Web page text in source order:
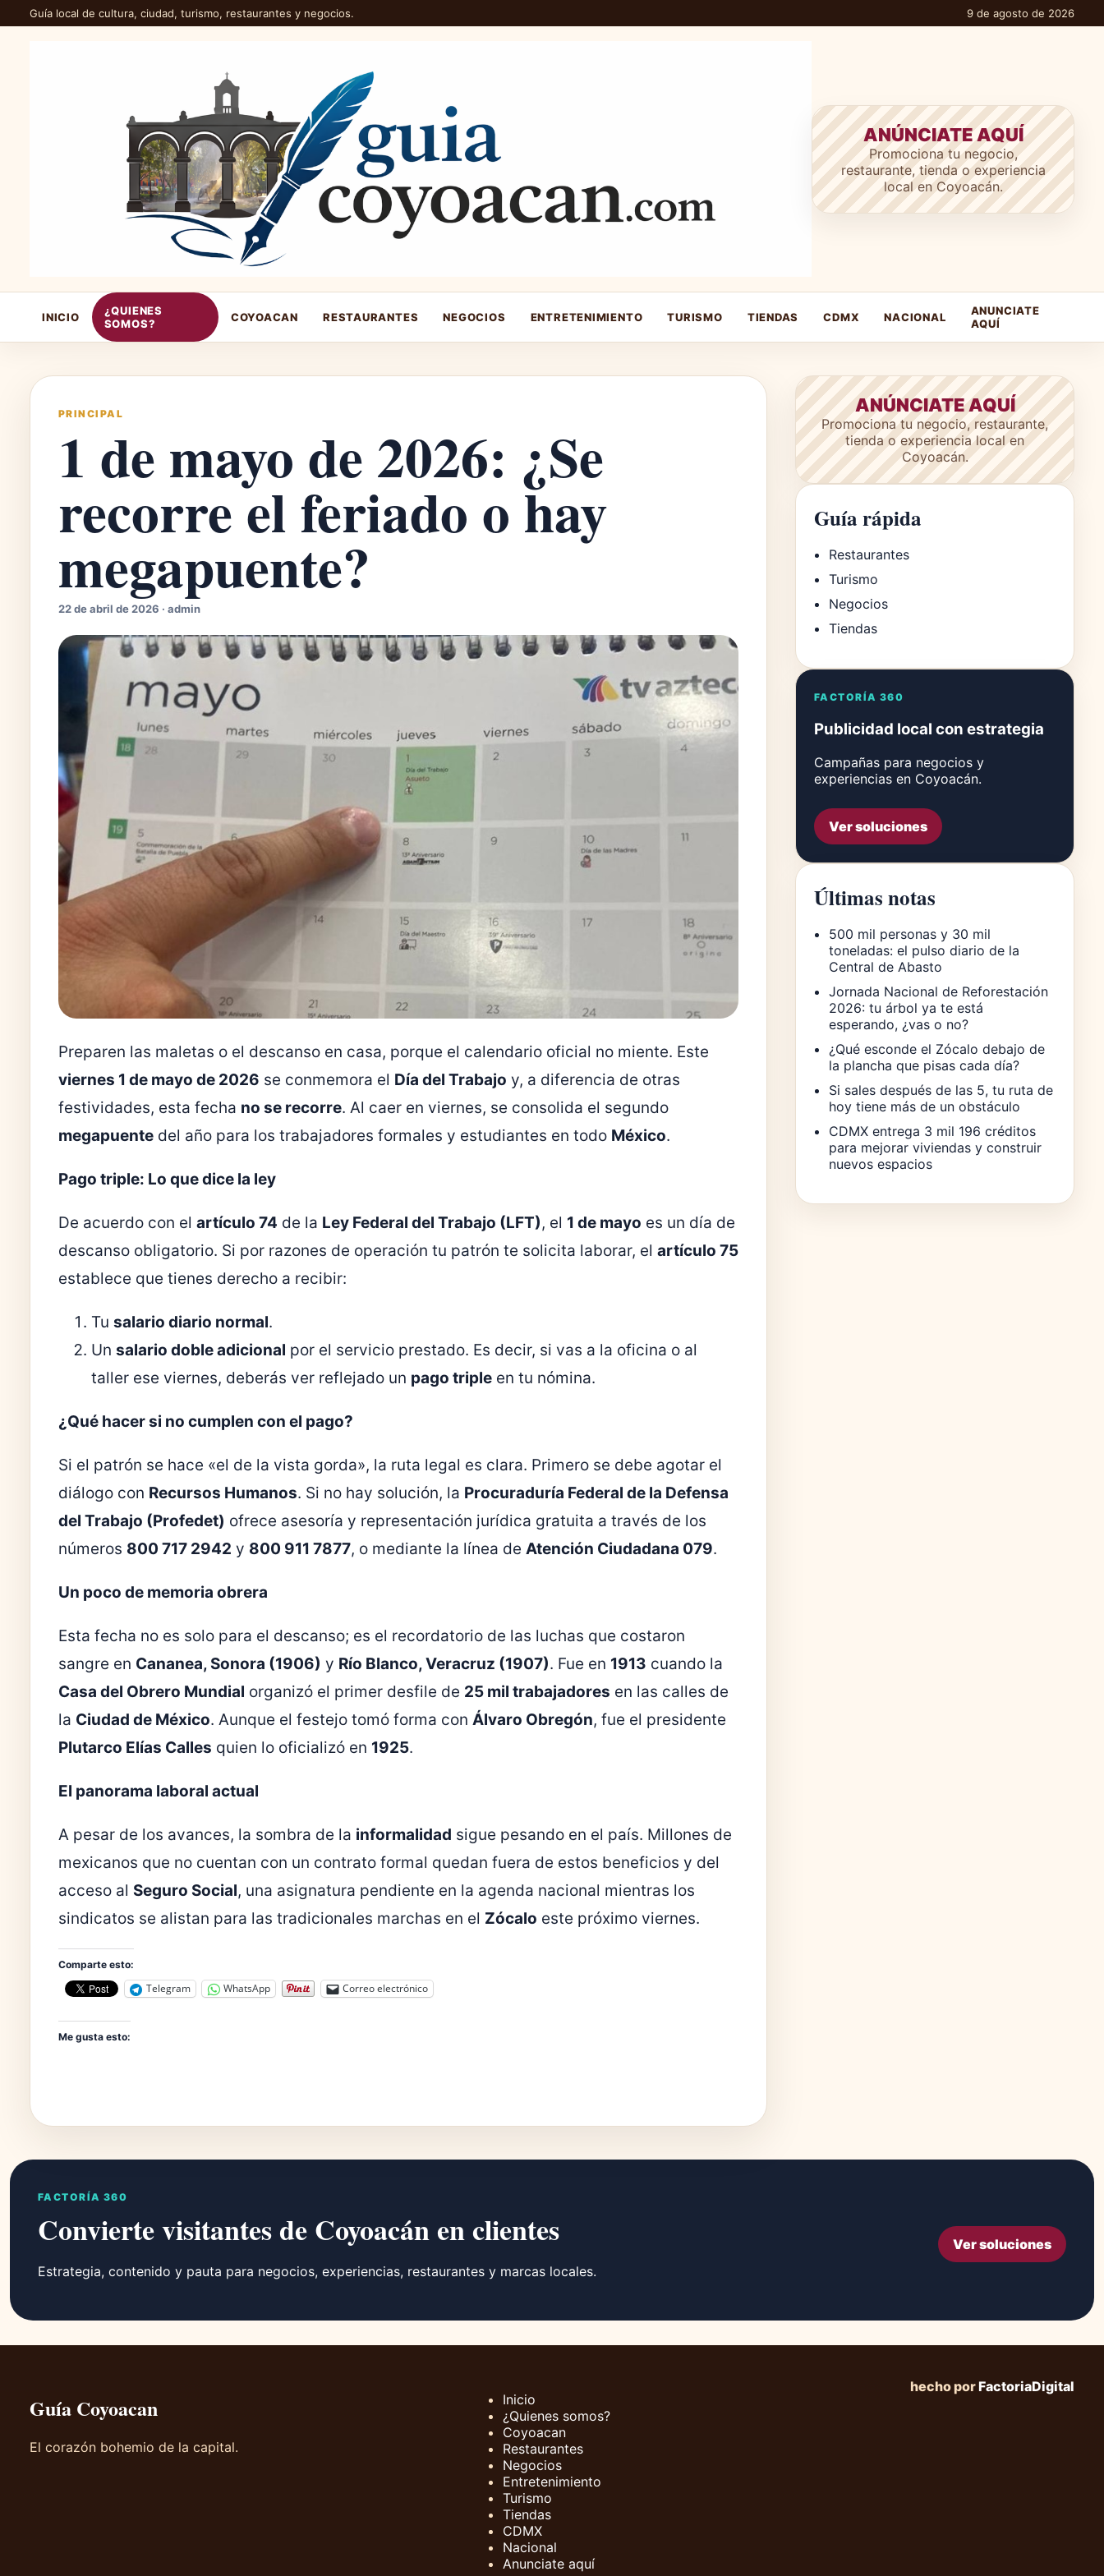
Guía local de cultura, ciudad, turismo, restaurantes y negocios. 9 de agosto de 2026
ANÚNCIATE AQUÍ
Promociona tu negocio,
restaurante, tienda o experiencia
local en Coyoacán.
INICIO
¿QUIENES
SOMOS?
COYOACAN RESTAURANTES NEGOCIOS ENTRETENIMIENTO TURISMO TIENDAS CDMX NACIONAL
ANUNCIATE
AQUÍ
PRINCIPAL
1 de mayo de 2026: ¿Se
recorre el feriado o hay
megapuente?
22 de abril de 2026 · admin
Preparen las maletas o el descanso en casa, porque el calendario oficial no miente. Este
viernes 1 de mayo de 2026 se conmemora el Día del Trabajo y, a diferencia de otras
festividades, esta fecha no se recorre. Al caer en viernes, se consolida el segundo
megapuente del año para los trabajadores formales y estudiantes en todo México.
Pago triple: Lo que dice la ley
De acuerdo con el artículo 74 de la Ley Federal del Trabajo (LFT), el 1 de mayo es un día de
descanso obligatorio. Si por razones de operación tu patrón te solicita laborar, el artículo 75
establece que tienes derecho a recibir:
Tu salario diario normal.
Un salario doble adicional por el servicio prestado. Es decir, si vas a la oficina o al
taller ese viernes, deberás ver reflejado un pago triple en tu nómina.
¿Qué hacer si no cumplen con el pago?
Si el patrón se hace «el de la vista gorda», la ruta legal es clara. Primero se debe agotar el
diálogo con Recursos Humanos. Si no hay solución, la Procuraduría Federal de la Defensa
del Trabajo (Profedet) ofrece asesoría y representación jurídica gratuita a través de los
números 800 717 2942 y 800 911 7877, o mediante la línea de Atención Ciudadana 079.
Un poco de memoria obrera
Esta fecha no es solo para el descanso; es el recordatorio de las luchas que costaron
sangre en Cananea, Sonora (1906) y Río Blanco, Veracruz (1907). Fue en 1913 cuando la
Casa del Obrero Mundial organizó el primer desfile de 25 mil trabajadores en las calles de
la Ciudad de México. Aunque el festejo tomó forma con Álvaro Obregón, fue el presidente
Plutarco Elías Calles quien lo oficializó en 1925.
El panorama laboral actual
A pesar de los avances, la sombra de la informalidad sigue pesando en el país. Millones de
mexicanos que no cuentan con un contrato formal quedan fuera de estos beneficios y del
acceso al Seguro Social, una asignatura pendiente en la agenda nacional mientras los
sindicatos se alistan para las tradicionales marchas en el Zócalo este próximo viernes.
Comparte esto:
Telegram WhatsApp Correo electrónico
Me gusta esto:
ANÚNCIATE AQUÍ
Promociona tu negocio, restaurante,
tienda o experiencia local en
Coyoacán.
Guía rápida
Restaurantes
Turismo
Negocios
Tiendas
FACTORÍA 360
Publicidad local con estrategia
Campañas para negocios y
experiencias en Coyoacán.
Ver soluciones
Últimas notas
500 mil personas y 30 mil
toneladas: el pulso diario de la
Central de Abasto
Jornada Nacional de Reforestación
2026: tu árbol ya te está
esperando, ¿vas o no?
¿Qué esconde el Zócalo debajo de
la plancha que pisas cada día?
Si sales después de las 5, tu ruta de
hoy tiene más de un obstáculo
CDMX entrega 3 mil 196 créditos
para mejorar viviendas y construir
nuevos espacios
FACTORÍA 360
Convierte visitantes de Coyoacán en clientes
Estrategia, contenido y pauta para negocios, experiencias, restaurantes y marcas locales.
Ver soluciones
Guía Coyoacan
El corazón bohemio de la capital.
Inicio
¿Quienes somos?
Coyoacan
Restaurantes
Negocios
Entretenimiento
Turismo
Tiendas
CDMX
Nacional
Anunciate aquí
hecho porFactoriaDigital